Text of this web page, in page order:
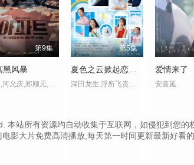
第9集
黑风暴
第5集
夏色之云掀起恋爱与风暴 爱情来了
安喜延
站所有资源均自动收集于互联网，如侵犯到您的
影大片免费高清播放,每天第一时间更新最新好看